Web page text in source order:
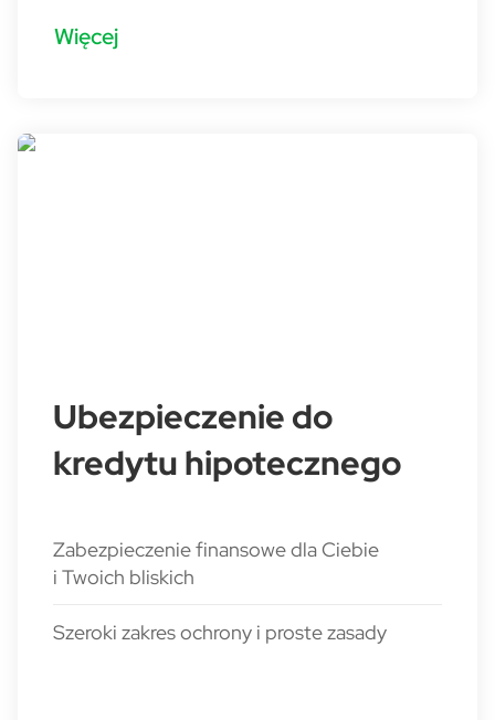
Więcej
Ubezpieczenie do
kredytu hipotecznego
Zabezpieczenie finansowe dla Ciebie
i Twoich bliskich
Szeroki zakres ochrony i proste zasady